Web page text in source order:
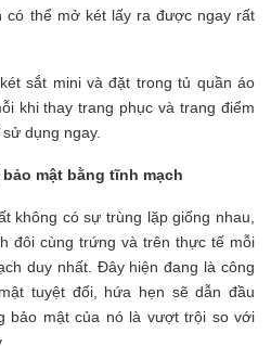
có thể mở két lấy ra được ngay rất
sắt mini và đặt trong tủ quần áo
khi thay trang phục và trang điểm
dụng ngay.
mật bằng tĩnh mạch
không có sự trùng lặp giống nhau,
đôi cùng trứng và trên thực tế mỗi
duy nhất. Đây hiện đang là công
tuyệt đối, hứa hẹn sẽ dẫn đầu
bảo mật của nó là vượt trội so với